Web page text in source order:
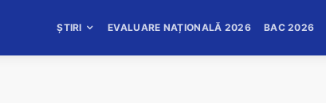
ȘTIRI EVALUARE NAȚIONALĂ 2026 BAC 2026